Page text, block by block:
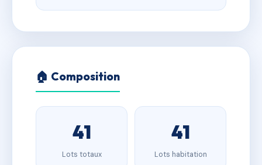
🏠 Composition
41
Lots totaux
41
Lots habitation